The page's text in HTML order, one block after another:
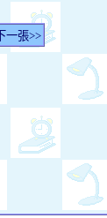
下一張>>